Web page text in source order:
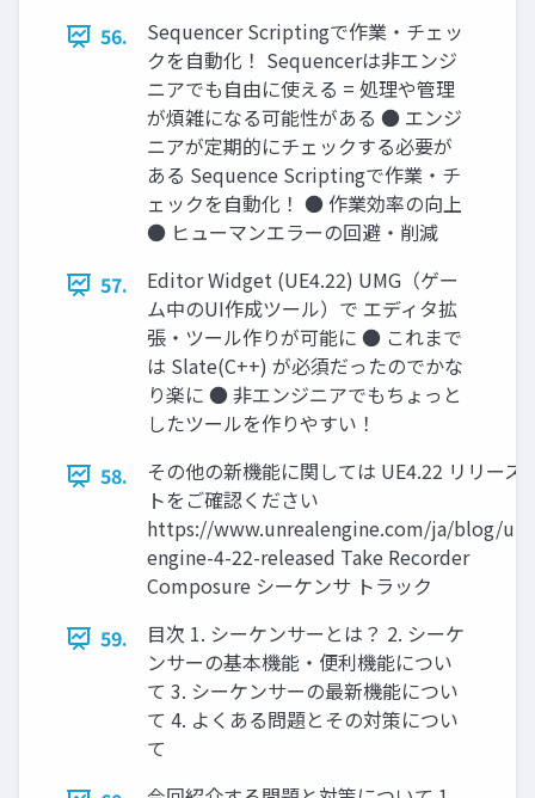
56.
Sequencer Scriptingで作業・チェッ
クを自動化！ Sequencerは非エンジ
ニアでも自由に使える = 処理や管理
が煩雑になる可能性がある ● エンジ
ニアが定期的にチェックする必要が
ある Sequence Scriptingで作業・チ
ェックを自動化！ ● 作業効率の向上
● ヒューマンエラーの回避・削減
57.
Editor Widget (UE4.22) UMG（ゲー
ム中のUI作成ツール）で エディタ拡
張・ツール作りが可能に ● これまで
は Slate(C++) が必須だったのでかな
り楽に ● 非エンジニアでもちょっと
したツールを作りやすい！
58.
その他の新機能に関しては UE4.22 リリース
トをご確認ください
https://www.unrealengine.com/ja/blog/
engine-4-22-released Take Recorder
Composure シーケンサ トラック
59.
目次 1. シーケンサーとは？ 2. シーケ
ンサーの基本機能・便利機能につい
て 3. シーケンサーの最新機能につい
て 4. よくある問題とその対策につい
て